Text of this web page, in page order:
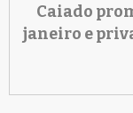
Caiado
janeiro e